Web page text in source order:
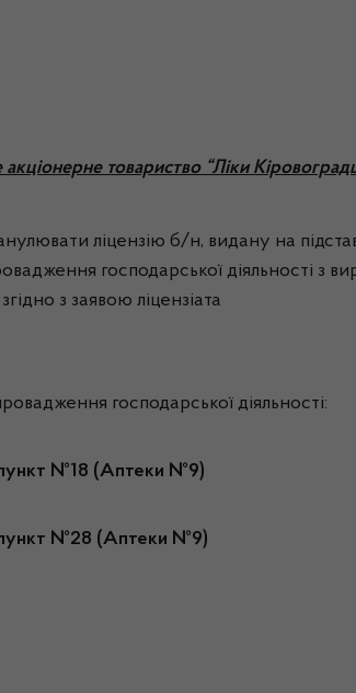
акціонерне товариство “Ліки
ліцензію б/н, видану на
господарської діяльності з
з заявою ліцензіата
господарської діяльності:
№18 (Аптеки №9)
№28 (Аптеки №9)